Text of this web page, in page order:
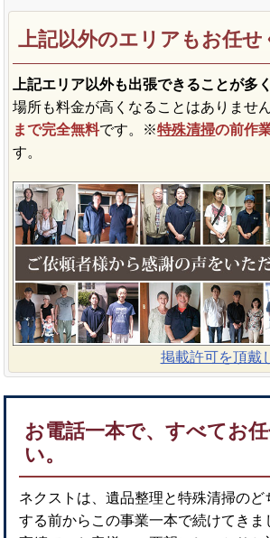
上記以外のエリアもお任せ
上記エリア以外も出張できることが多
場所も料金が高くなることはありませ
まで完全無料です。※特殊清掃の前作
す。
掲載許可を頂戴
お電話一本で、すべてお
い。
ネクストは、遺品整理と特殊清掃のど
する前からこの事業一本で続けてきま